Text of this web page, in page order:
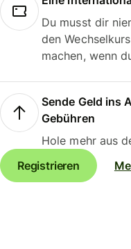
Du musst dir
den
machen, wenn
Sende Geld ins
Gebühren
Hole mehr aus
Registrieren